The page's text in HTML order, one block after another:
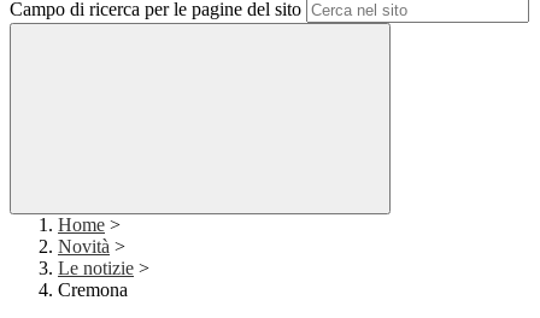
Campo di ricerca per le pagine del sito
Home >
Novità >
Le notizie >
Cremona